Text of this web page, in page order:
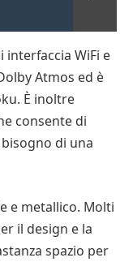
interfaccia WiFi e
Atmos ed è
È inoltre
consente di
di una
e metallico. Molti
il design e la
spazio per